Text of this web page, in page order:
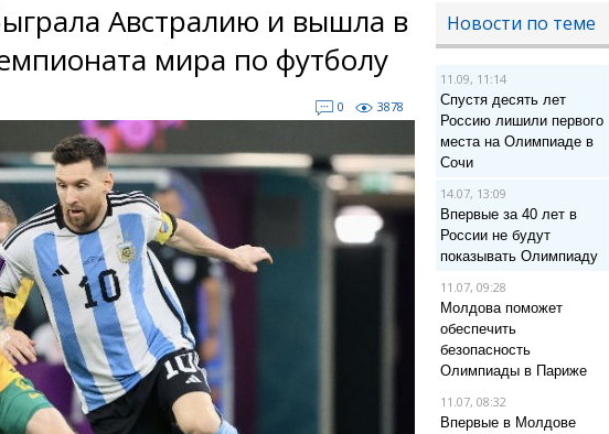
Австралию и вышла в
мира по футболу
0 3878
Новости по теме
11.09, 11:14
Спустя десять лет
Россию лишили первого
места на Олимпиаде в
Сочи
14.07, 13:09
Впервые за 40 лет в
России не будут
показывать Олимпиаду
11.07, 09:28
Молдова поможет
обеспечить
безопасность
Олимпиады в Париже
11.07, 08:32
Впервые в Молдове